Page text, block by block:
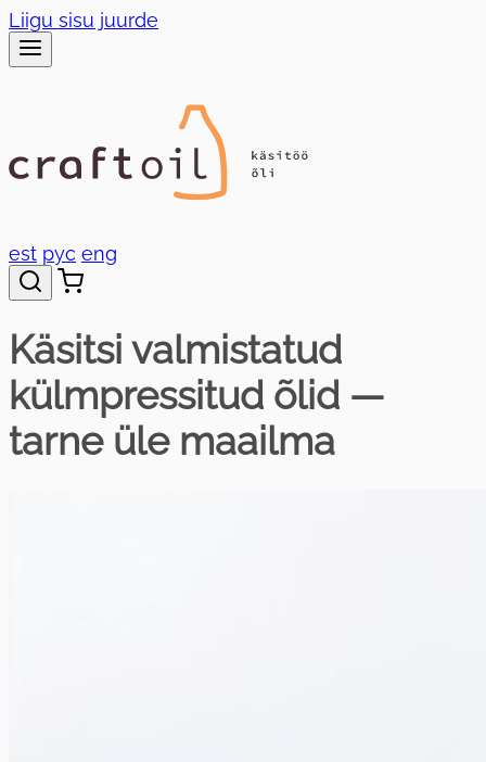
Liigu sisu juurde
est рус eng
Käsitsi valmistatud
külmpressitud õlid —
tarne üle maailma